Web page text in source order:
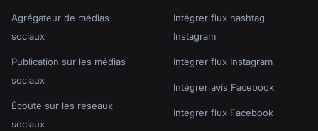
Agrégateur de médias
sociaux
Publication sur les médias
sociaux
Écoute sur les réseaux
sociaux
Intégrer flux hashtag
Instagram
Intégrer flux Instagram
Intégrer avis Facebook
Intégrer flux Facebook